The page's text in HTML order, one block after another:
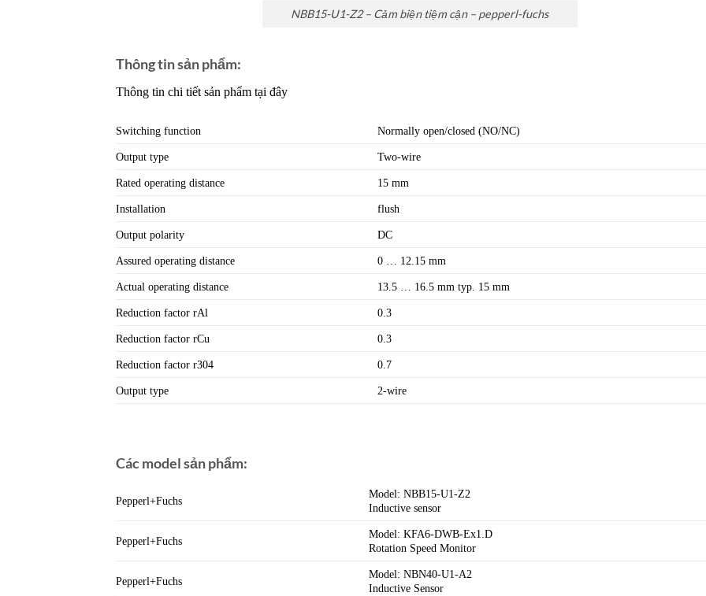
NBB15-U1-Z2 – Cảm biện tiệm cận – pepperl-fuchs
Thông tin sản phẩm:
Thông tin chi tiết sản phẩm tại đây
Switching function Normally open/closed (NO/NC)
Output type Two-wire
Rated operating distance 15 mm
Installation flush
Output polarity DC
Assured operating distance 0 … 12.15 mm
Actual operating distance 13.5 … 16.5 mm typ. 15 mm
Reduction factor rAl 0.3
Reduction factor rCu 0.3
Reduction factor r304 0.7
Output type 2-wire
Các model sản phẩm:
Pepperl+Fuchs
Model: NBB15-U1-Z2
Inductive sensor
Pepperl+Fuchs
Model: KFA6-DWB-Ex1.D
Rotation Speed Monitor
Pepperl+Fuchs
Model: NBN40-U1-A2
Inductive Sensor